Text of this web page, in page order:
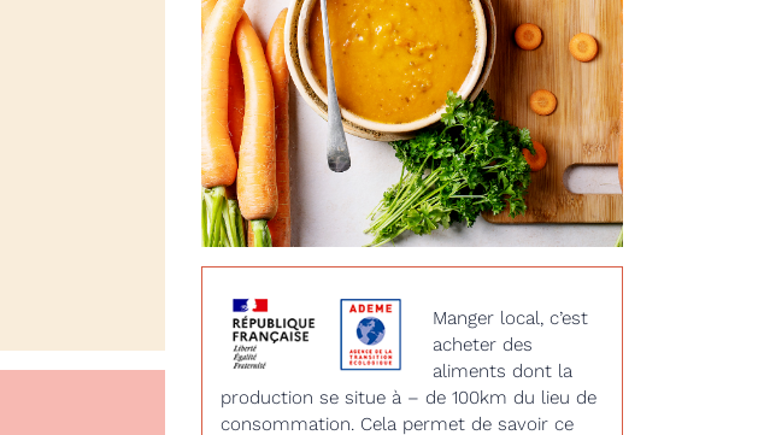
Manger local, c’est
acheter des
aliments dont la
production se situe à – de 100km du lieu de
consommation. Cela permet de savoir ce